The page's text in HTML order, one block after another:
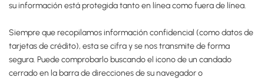
su información está protegida tanto en línea como fuera de línea.
Siempre que recopilamos información confidencial (como datos de
tarjetas de crédito), esta se cifra y se nos transmite de forma
segura. Puede comprobarlo buscando el icono de un candado
cerrado en la barra de direcciones de su navegador o